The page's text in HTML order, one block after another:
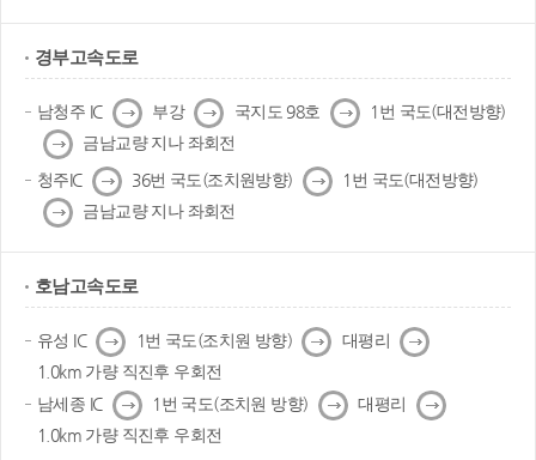
경부고속도로
남청주 IC 다
음
부강 다
음
국지도 98호 다
음
1번 국도(대전방향)
다
음
금남교량 지나 좌회전
청주IC 다
음
36번 국도(조치원방향) 다
음
1번 국도(대전방향)
다
음
금남교량 지나 좌회전
호남고속도로
유성 IC 다
음
1번 국도(조치원 방향) 다
음
대평리 다
음
1.0km 가량 직진후 우회전
남세종 IC 다
음
1번 국도(조치원 방향) 다
음
대평리
다
음
1.0km 가량 직진후 우회전